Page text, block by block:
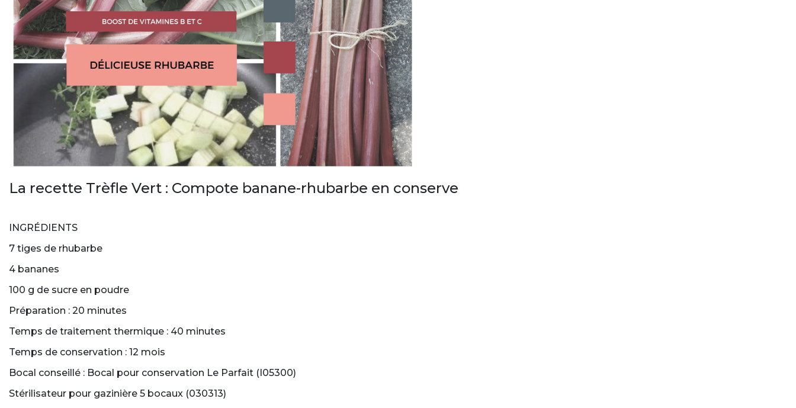
La recette Trèfle Vert : Compote banane-rhubarbe en conserve
INGRÉDIENTS
7 tiges de rhubarbe
4 bananes
100 g de sucre en poudre
Préparation : 20 minutes
Temps de traitement thermique : 40 minutes
Temps de conservation : 12 mois
Bocal conseillé : Bocal pour conservation Le Parfait (I05300)
Stérilisateur pour gazinière 5 bocaux (030313)